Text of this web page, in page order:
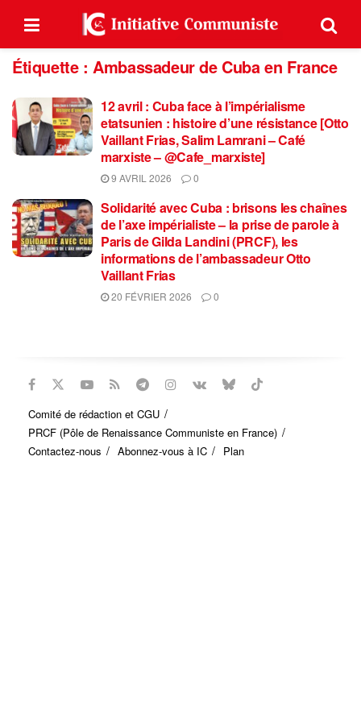
Étiquette :Ambassadeur de Cuba en France
12 avril : Cuba face à l’impérialisme
etatsunien : histoire d’une résistance [Otto
Vaillant Frias, Salim Lamrani – Café
marxiste – @Cafe_marxiste]
9 AVRIL 2026 0
Solidarité avec Cuba : brisons les chaînes
de l’axe impérialiste – la prise de parole à
Paris de Gilda Landini (PRCF), les
informations de l’ambassadeur Otto
Vaillant Frias
20 FÉVRIER 2026 0
Comité de rédaction et CGU
PRCF (Pôle de Renaissance Communiste en France)
Contactez-nous
Abonnez-vous à IC Plan